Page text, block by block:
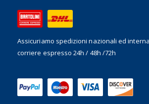
Assicuriamo spedizioni nazionali ed
corriere espresso 24h / 48h /72h